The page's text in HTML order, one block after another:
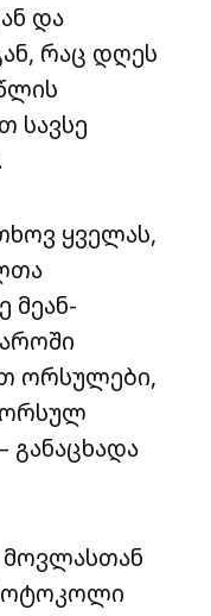
და
რაც დღეს
სავსე
ყველას,
მეან-
ორსულები,
ორსულ
განაცხადა